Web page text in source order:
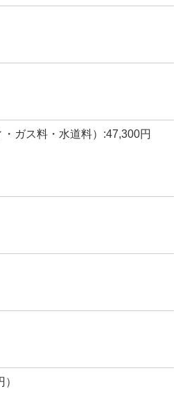
ガス料・水道料）:47,300円